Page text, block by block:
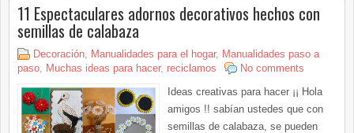
11 Espectaculares adornos decorativos hechos con
semillas de calabaza
Decoración Manualidades para el hogar, Manualidades paso a
paso Muchas ideas para hacer, reciclamos
No comments
Ideas creativas para hacer ¡¡ Hola
amigos !! sabían ustedes que con
semillas de calabaza, se pueden